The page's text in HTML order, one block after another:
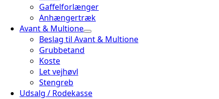
Gaffelforlænger
Anhængertræk
Avant & Multione
Beslag til Avant & Multione
Grubbetand
Koste
Let vejhøvl
Stengreb
Udsalg / Rodekasse